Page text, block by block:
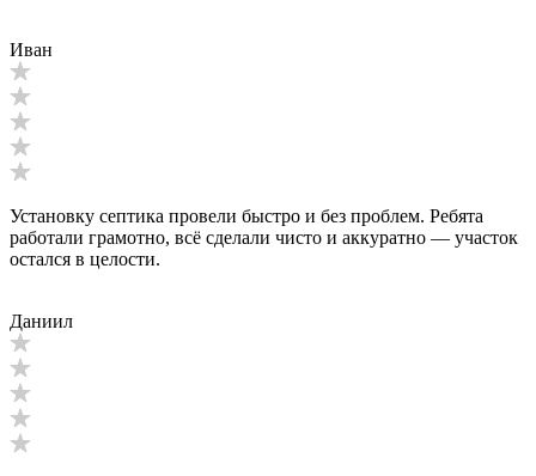
Иван
Установку септика провели быстро и без проблем. Ребята
работали грамотно, всё сделали чисто и аккуратно — участок
остался в целости.
Даниил